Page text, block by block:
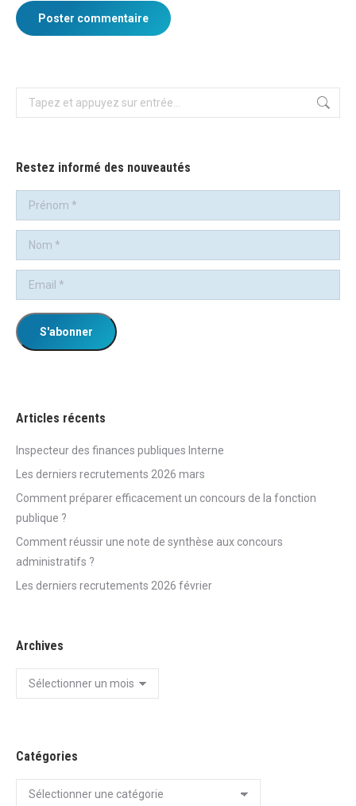
Poster commentaire
Recherche
:
Restez informé des nouveautés
Articles récents
Inspecteur des finances publiques Interne
Les derniers recrutements 2026 mars
Comment préparer efficacement un concours de la fonction
publique ?
Comment réussir une note de synthèse aux concours
administratifs ?
Les derniers recrutements 2026 février
Archives
Archives
Catégories
Catégories